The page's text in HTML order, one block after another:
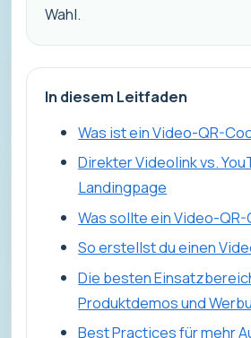
Wahl.
In diesem Leitfaden
Was ist ein Video-QR-
Direkter Videolink vs.
Landingpage
Was sollte ein Video-
So erstellst du einen
Die besten
Produktdemos und
Best Practices für mehr